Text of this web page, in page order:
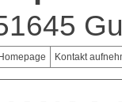
Homepage Kontakt